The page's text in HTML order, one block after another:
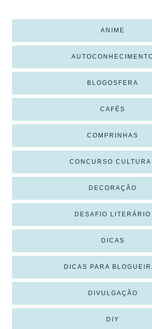
ANIME
BLOGOSFERA
CAFÉS
COMPRINHAS
CONCURSO
DECORAÇÃO
DESAFIO LITERÁRIO
DICAS
DICAS PARA
DIVULGAÇÃO
DIY